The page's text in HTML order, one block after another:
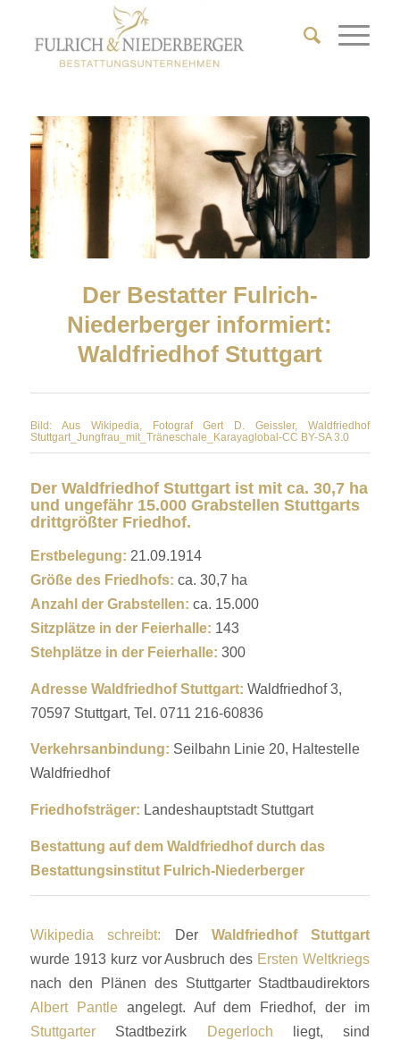
Der Bestatter Fulrich-
Niederberger informiert:
Waldfriedhof Stuttgart
Bild: Aus Wikipedia, FotografGert D. Geissler, Waldfriedhof
Stuttgart_Jungfrau_mit_Träneschale_Karayaglobal-CC BY-SA 3.0
Der Waldfriedhof Stuttgart ist mit ca. 30,7 ha
und ungefähr 15.000 Grabstellen Stuttgarts
drittgrößter Friedhof.
Erstbelegung: 21.09.1914
Größe des Friedhofs: ca. 30,7 ha
Anzahl der Grabstellen: ca. 15.000
Sitzplätze in der Feierhalle: 143
Stehplätze in der Feierhalle: 300
Adresse Waldfriedhof Stuttgart: Waldfriedhof 3,
70597 Stuttgart, Tel. 0711 216-60836
Verkehrsanbindung: Seilbahn Linie 20, Haltestelle
Waldfriedhof
Friedhofsträger: Landeshauptstadt Stuttgart
Bestattung auf dem Waldfriedhofdurch das
Bestattungsinstitut Fulrich-Niederberger
Wikipedia schreibt: Der Waldfriedhof Stuttgart
wurde 1913 kurz vor Ausbruch des Ersten Weltkriegs
nach den Plänen des Stuttgarter Stadtbaudirektors
Albert Pantleangelegt. Auf dem Friedhof, der im
StuttgarterStadtbezirk Degerloch liegt, sind